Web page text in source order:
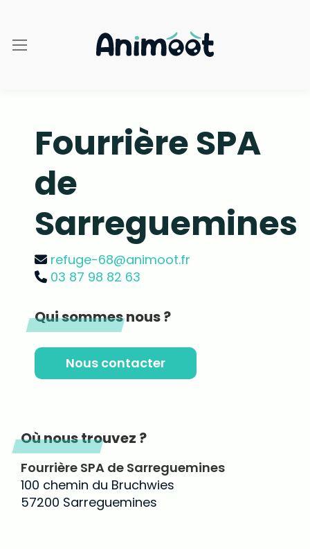
Fourrière SPA
de
Sarreguemines
refuge-68@animoot.fr
03 87 98 82 63
Qui sommes nous ?
Nous contacter
Où nous trouvez ?
Fourrière SPA de Sarreguemines
100 chemin du Bruchwies
57200 Sarreguemines